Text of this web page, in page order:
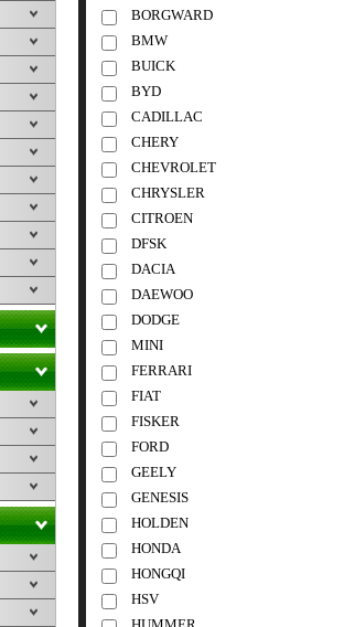
BORGWARD
BMW
BUICK
BYD
CADILLAC
CHERY
CHEVROLET
CHRYSLER
CITROEN
DFSK
DACIA
DAEWOO
DODGE
MINI
FERRARI
FIAT
FISKER
FORD
GEELY
GENESIS
HOLDEN
HONDA
HONGQI
HSV